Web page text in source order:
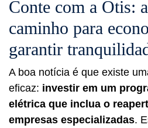
Conte com a Otis:
caminho para
garantir
A boa notícia é que existe
eficaz: investir em um
elétrica que inclua o
empresas especializadas.